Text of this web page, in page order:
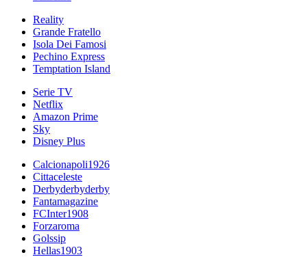
Reality
Grande Fratello
Isola Dei Famosi
Pechino Express
Temptation Island
Serie TV
Netflix
Amazon Prime
Sky
Disney Plus
Calcionapoli1926
Cittaceleste
Derbyderbyderby
Fantamagazine
FCInter1908
Forzaroma
Golssip
Hellas1903